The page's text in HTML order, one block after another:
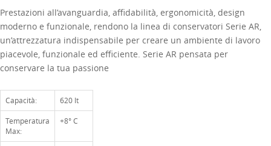
Prestazioni all’avanguardia, affidabilità, ergonomicità, design
moderno e funzionale, rendono la linea di conservatori Serie AR,
un’attrezzatura indispensabile per creare un ambiente di lavoro
piacevole, funzionale ed efficiente. Serie AR pensata per
conservare la tua passione
Capacità: 620 lt
Temperatura
Max:
+8° C